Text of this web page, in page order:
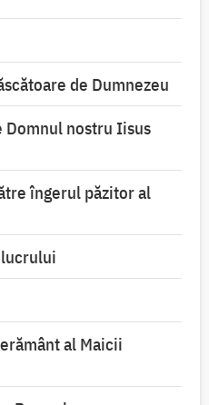
de Dumnezeu
Domnul nostru Iisus
îngerul păzitor al
al Maicii